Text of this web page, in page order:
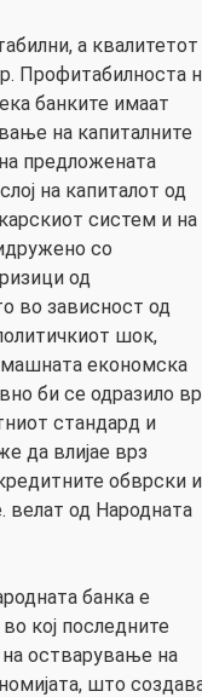
а квалитетот
Профитабилноста
банките имаат
на капиталните
предложената
на капиталот од
систем и на
со
од
во зависност од
шок,
економска
би се одразило
стандард и
да влијае врз
обврски и
велат од Народната
банка е
кој последните
остварување на
што